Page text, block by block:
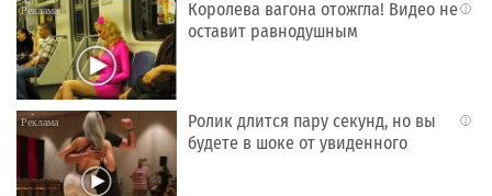
i
Королева вагона отожгла! Видео не
оставит равнодушным
i
Ролик длится пару секунд, но вы
будете в шоке от увиденного